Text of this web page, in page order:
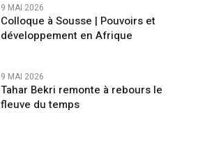
9 MAI 2026
Colloque à Sousse | Pouvoirs et
développement en Afrique
9 MAI 2026
Tahar Bekri remonte à rebours le
fleuve du temps